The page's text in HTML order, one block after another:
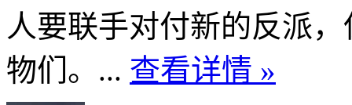
人要联手对付新的反派
物们。... 查看详情 »